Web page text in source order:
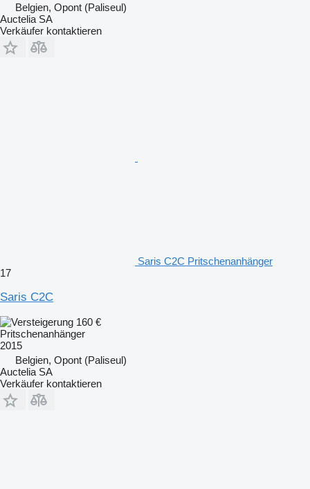
Belgien, Opont (Paliseul)
Auctelia SA
Verkäufer kontaktieren
Saris C2C Pritschenanhänger
17
Saris C2C
160 €
Pritschenanhänger
2015
Belgien, Opont (Paliseul)
Auctelia SA
Verkäufer kontaktieren